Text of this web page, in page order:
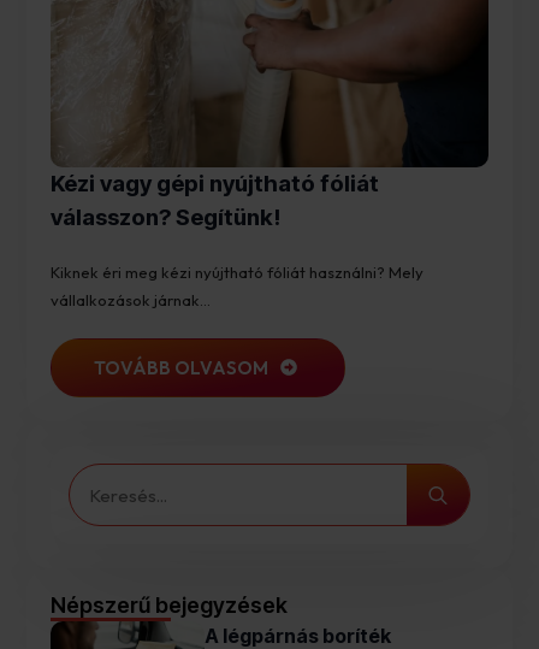
Kézi vagy gépi nyújtható fóliát
válasszon? Segítünk!
Kiknek éri meg kézi nyújtható fóliát használni? Mely
vállalkozások járnak…
TOVÁBB OLVASOM
Search
for:
Népszerű bejegyzések
A légpárnás boríték